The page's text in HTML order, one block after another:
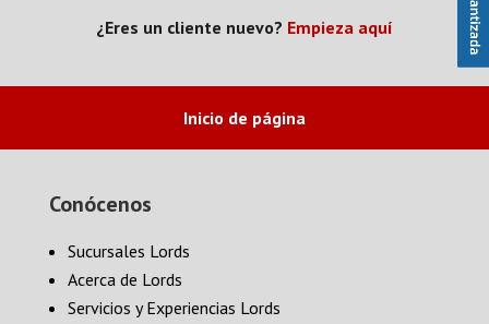
¿Eres un cliente nuevo? Empieza aquí
Inicio de página
Conócenos
Sucursales Lords
Acerca de Lords
Servicios y Experiencias Lords